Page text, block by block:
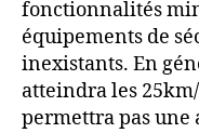
fonctionnalités
équipements de
inexistants. En
atteindra les
permettra pas une